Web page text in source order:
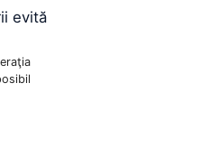
evită